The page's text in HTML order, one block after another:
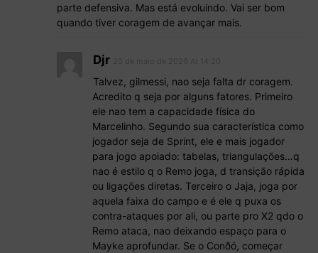
parte defensiva. Mas está evoluindo. Vai ser bom
quando tiver coragem de avançar mais.
Djr
Talvez, gilmessi, nao seja falta dr coragem.
Acredito q seja por alguns fatores. Primeiro
ele nao tem a capacidade física do
Marcelinho. Segundo sua característica como
jogador seja de Sprint, ele e mais jogador
para jogo apoiado: tabelas, triangulações…q
nao é estilo q o Remo joga, d transição rápida
ou ligações diretas. Terceiro o Jaja, joga por
aquela faixa do campo e é ele q puxa os
contra-ataques por ali, ou parte pro X2 qdo o
Remo ataca, nao deixando espaço para o
Mayke aprofundar. Se o Conðó, começar